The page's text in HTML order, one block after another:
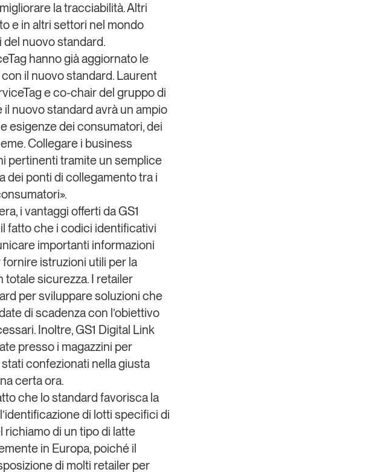
la tracciabilità. Altri
e in altri settori nel mondo
nuovo standard.
hanno già aggiornato le
il nuovo standard. Laurent
e co-chair del gruppo di
nuovo standard avrà un ampio
esigenze dei consumatori, dei
Collegare i business
pertinenti tramite un semplice
dei ponti di collegamento tra i
i vantaggi offerti da GS1
fatto che i codici identificativi
importanti informazioni
istruzioni utili per la
totale sicurezza. I retailer
per sviluppare soluzioni che
di scadenza con l’obiettivo
Inoltre, GS1 Digital Link
presso i magazzini per
confezionati nella giusta
certa ora.
che lo standard favorisca la
di lotti specifici di
richiamo di un tipo di latte
in Europa, poiché il
di molti retailer per